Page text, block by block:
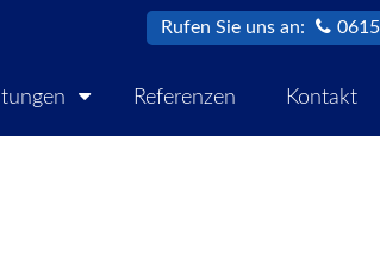
Rufen Sie uns an:
Referenzen Kontakt